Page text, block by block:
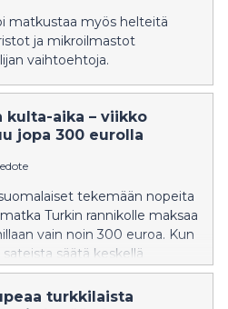
matkustaa myös helteitä
ja mikroilmastot
vaihtoehtoja.
kulta-aika – viikko
jopa 300 eurolla
tekemään nopeita
Turkin rannikolle maksaa
vain noin 300 euroa. Kun
säätä keskellä
päätyy viime hetken
ulkomaille.
turkkilaista